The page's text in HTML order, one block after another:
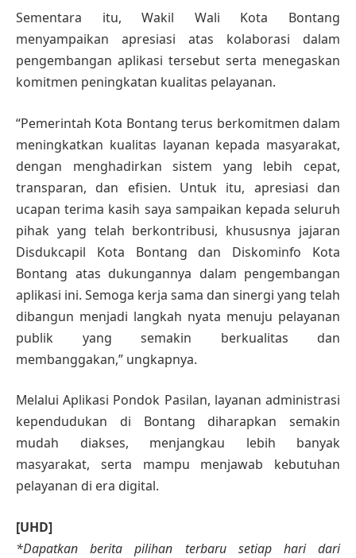
Sementara itu, Wakil Wali Kota Bontang
menyampaikan apresiasi atas kolaborasi dalam
pengembangan aplikasi tersebut serta menegaskan
komitmen peningkatan kualitas pelayanan.
“Pemerintah Kota Bontang terus berkomitmen dalam
meningkatkan kualitas layanan kepada masyarakat,
dengan menghadirkan sistem yang lebih cepat,
transparan, dan efisien. Untuk itu, apresiasi dan
ucapan terima kasih saya sampaikan kepada seluruh
pihak yang telah berkontribusi, khususnya jajaran
Disdukcapil Kota Bontang dan Diskominfo Kota
Bontang atas dukungannya dalam pengembangan
aplikasi ini. Semoga kerja sama dan sinergi yang telah
dibangun menjadi langkah nyata menuju pelayanan
publik yang semakin berkualitas dan
membanggakan,” ungkapnya.
Melalui Aplikasi Pondok Pasilan, layanan administrasi
kependudukan di Bontang diharapkan semakin
mudah diakses, menjangkau lebih banyak
masyarakat, serta mampu menjawab kebutuhan
pelayanan di era digital.
[UHD]
*Dapatkan berita pilihan terbaru setiap hari dari